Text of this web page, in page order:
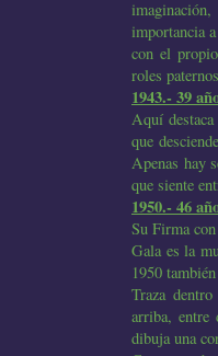
importancia
con el
roles
1943.- 39
Aquí
que
Apenas hay
que siente
1950.- 46
Su Firma
Gala es la
1950
Traza
arriba, entre
dibuja una